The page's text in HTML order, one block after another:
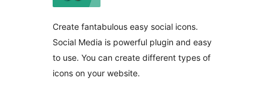
Create fantabulous easy social icons.
Social Media is powerful plugin and easy
to use. You can create different types of
icons on your website.